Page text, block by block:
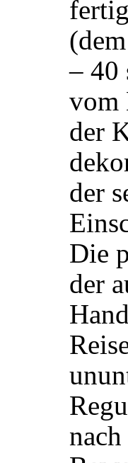
– 40
vom
der
der
Die
der